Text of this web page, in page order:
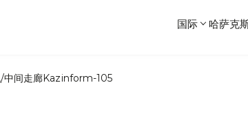
国际 哈萨克
中间走廊Kazinform-105